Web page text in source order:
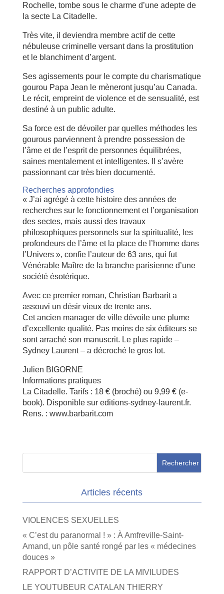
Rochelle, tombe sous le charme d’une adepte de
la secte La Citadelle.
Très vite, il deviendra membre actif de cette
nébuleuse criminelle versant dans la prostitution
et le blanchiment d’argent.
Ses agissements pour le compte du charismatique
gourou Papa Jean le mèneront jusqu’au Canada.
Le récit, empreint de violence et de sensualité, est
destiné à un public adulte.
Sa force est de dévoiler par quelles méthodes les
gourous parviennent à prendre possession de
l’âme et de l’esprit de personnes équilibrées,
saines mentalement et intelligentes. Il s’avère
passionnant car très bien documenté.
Recherches approfondies
« J’ai agrégé à cette histoire des années de
recherches sur le fonctionnement et l’organisation
des sectes, mais aussi des travaux
philosophiques personnels sur la spiritualité, les
profondeurs de l’âme et la place de l’homme dans
l’Univers », confie l’auteur de 63 ans, qui fut
Vénérable Maître de la branche parisienne d’une
société ésotérique.
Avec ce premier roman, Christian Barbarit a
assouvi un désir vieux de trente ans.
Cet ancien manager de ville dévoile une plume
d’excellente qualité. Pas moins de six éditeurs se
sont arraché son manuscrit. Le plus rapide –
Sydney Laurent – a décroché le gros lot.
Julien BIGORNE
Informations pratiques
La Citadelle. Tarifs : 18 € (broché) ou 9,99 € (e-
book). Disponible sur editions-sydney-laurent.fr.
Rens. : www.barbarit.com
Articles récents
VIOLENCES SEXUELLES
« C’est du paranormal ! » : À Amfreville-Saint-
Amand, un pôle santé rongé par les « médecines
douces »
RAPPORT D’ACTIVITE DE LA MIVILUDES
LE YOUTUBEUR CATALAN THIERRY